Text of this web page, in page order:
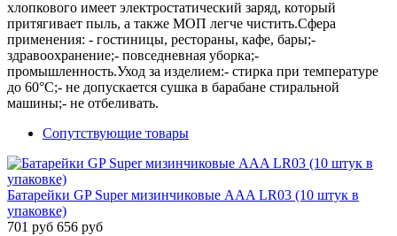
хлопкового имеет электростатический заряд, который
притягивает пыль, а также МОП легче чистить.Сфера
применения: - гостиницы, рестораны, кафе, бары;-
здравоохранение;- повседневная уборка;-
промышленность.Уход за изделием:- стирка при температуре
до 60°С;- не допускается сушка в барабане стиральной
машины;- не отбеливать.
Сопутствующие товары
Батарейки GP Super мизинчиковые ААA LR03 (10 штук в
упаковке)
701 руб 656 руб